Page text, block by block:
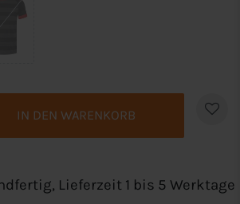
IN DEN WARENKORB
Lieferzeit 1 bis 5 Werktage